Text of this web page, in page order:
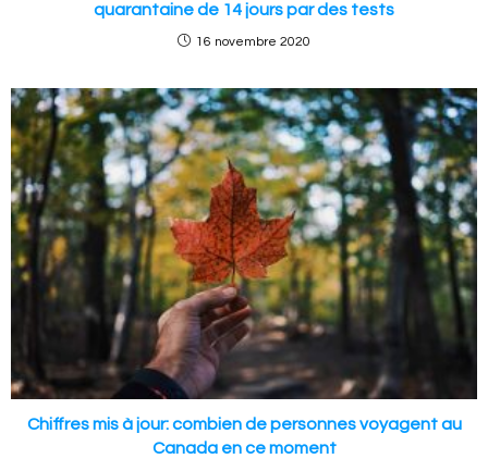
quarantaine de 14 jours par des tests
16 novembre 2020
Chiffres mis à jour: combien de personnes voyagent au
Canada en ce moment